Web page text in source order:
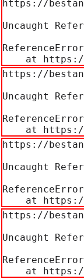
https://
Uncaught
at
https://
Uncaught
at
https://
Uncaught
at
https://
Uncaught
at